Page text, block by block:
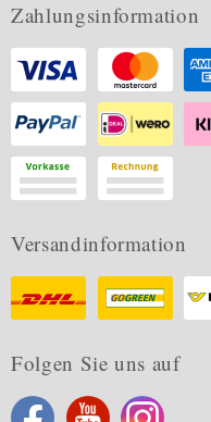
Zahlungsinformation
Versandinformation
Folgen Sie uns auf